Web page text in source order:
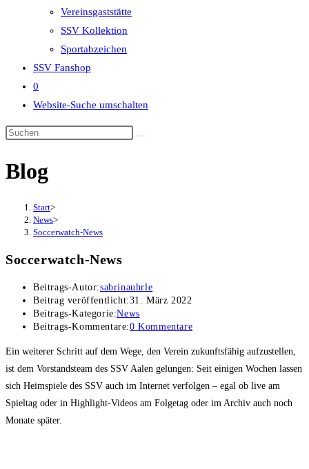
Vereinsgaststätte
SSV Kollektion
Sportabzeichen
SSV Fanshop
0
Website-Suche umschalten
Blog
Start>
News>
Soccerwatch-News
Soccerwatch-News
Beitrags-Autor:sabrinauhrle
Beitrag veröffentlicht:31. März 2022
Beitrags-Kategorie:News
Beitrags-Kommentare:0 Kommentare
Ein weiterer Schritt auf dem Wege, den Verein zukunftsfähig aufzustellen,
ist dem Vorstandsteam des SSV Aalen gelungen: Seit einigen Wochen lassen
sich Heimspiele des SSV auch im Internet verfolgen – egal ob live am
Spieltag oder in Highlight-Videos am Folgetag oder im Archiv auch noch
Monate später.